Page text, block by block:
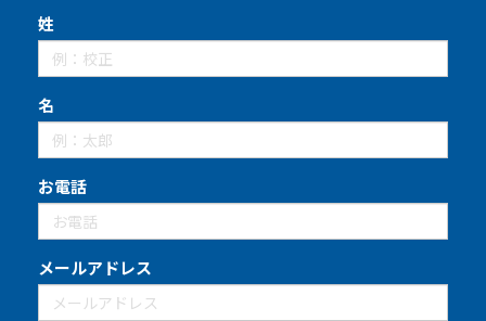
姓
名
お電話
メールアドレス